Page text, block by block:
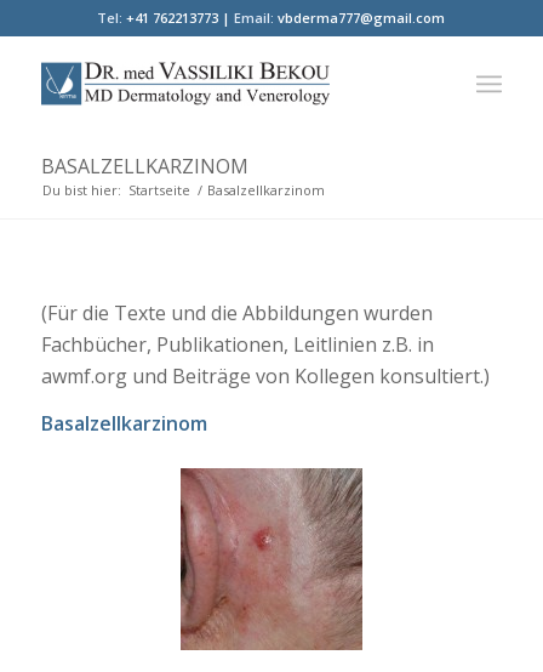
Tel: +41 762213773 |Email: vbderma777@gmail.com
BASALZELLKARZINOM
Du bist hier: Startseite / Basalzellkarzinom
(Für die Texte und die Abbildungen wurden
Fachbücher, Publikationen, Leitlinien z.B. in
awmf.org und Beiträge von Kollegen konsultiert.)
Basalzellkarzinom